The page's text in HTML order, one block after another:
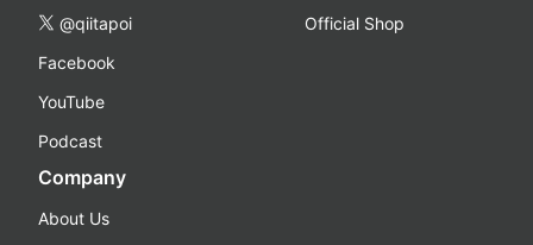
@qiitapoi
Facebook
YouTube
Podcast
Official Shop
Company
About Us